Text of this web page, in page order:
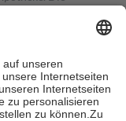
davon als Zuzahlung
Höhe von zehn
fünf Euround
als die tatsächlichen